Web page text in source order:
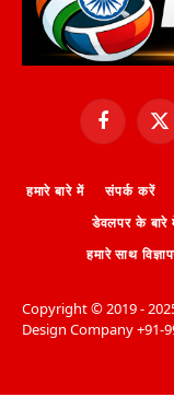
FacebookX
हमारे बारे में संपर्क करें
डेवलपर के बारे
हमारे साथ
Copyright ©️ 2019 -
Design Company +91-